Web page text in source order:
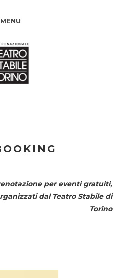
MENU
per eventi gratuiti,
dal Teatro Stabile di
Torino